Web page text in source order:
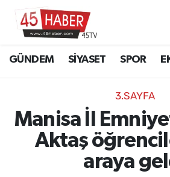
GÜNDEM SİYASET SPOR
3.SAYFA
Manisa İl
Aktaş
araya
SİYASET
SPOR
EKONOMİ
Manisa Hava Durumu
Manisa Namaz Vakitleri
Manisa Trafik Yoğunluk
Süper Lig Puan Durumu ve